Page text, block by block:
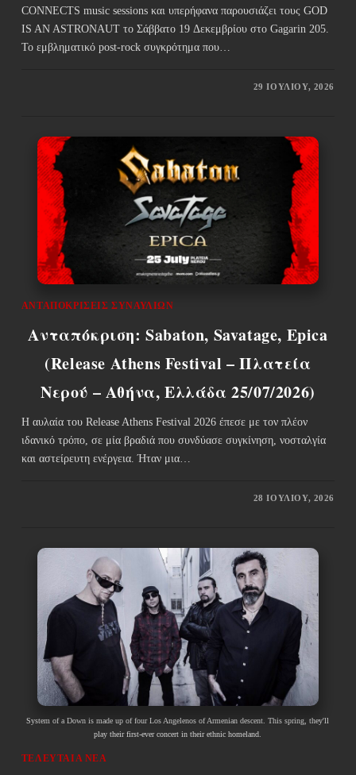
CONNECTS music sessions και υπερήφανα παρουσιάζει τους GOD
IS AN ASTRONAUT το Σάββατο 19 Δεκεμβρίου στο Gagarin 205.
Το εμβληματικό post-rock συγκρότημα που…
29 ΙΟΥΛΊΟΥ, 2026
ΑΝΤΑΠΟΚΡΊΣΕΙΣ ΣΥΝΑΥΛΙΏΝ
Ανταπόκριση: Sabaton, Savatage, Epica
(Release Athens Festival – Πλατεία
Νερού – Αθήνα, Ελλάδα 25/07/2026)
Η αυλαία του Release Athens Festival 2026 έπεσε με τον πλέον
ιδανικό τρόπο, σε μία βραδιά που συνδύασε συγκίνηση, νοσταλγία
και αστείρευτη ενέργεια. Ήταν μια…
28 ΙΟΥΛΊΟΥ, 2026
System of a Down is made up of four Los Angelenos of Armenian descent. This spring, they'll
play their first-ever concert in their ethnic homeland.
ΤΕΛΕΥΤΑΊΑ ΝΈΑ